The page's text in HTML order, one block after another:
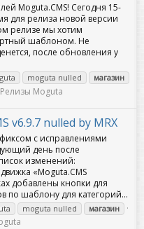
Moguta.CMS! Сегодня 15-
для релиза новой версии
релизе мы хотим
шаблоном. Не
после обновления у
moguta nulled
магазин
Релизы Moguta
v6.9.7 nulled by MRX
фиксом с исправлениями
день после
изменений:
«Moguta.CMS
добавлены кнопки для
по шаблону для категорий...
moguta nulled магазин